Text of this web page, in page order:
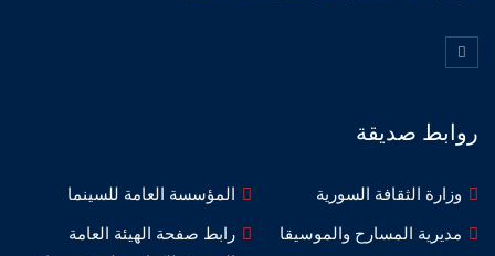
روابط صديقة
وزارة الثقافة السورية
المؤسسة العامة للسينما
مديرية المسارح والموسيقا
رابط صفحة الهيئة العامة